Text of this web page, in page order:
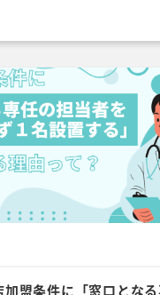
加盟条件に「窓口とな